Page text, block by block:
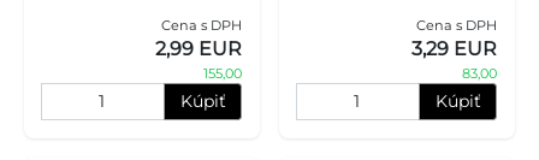
Cena s DPH
2,99 EUR
155,00
Kúpiť
Cena s DPH
3,29 EUR
83,00
Kúpiť